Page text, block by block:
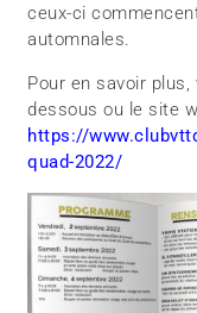
ceux-ci
automnales.
Pour en savoir
dessous ou le site
https://
quad-2022/